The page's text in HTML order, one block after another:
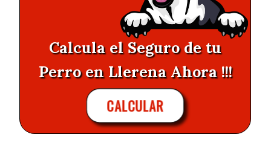
Calcula el Seguro de tu
Perro en Llerena Ahora !!!
CALCULAR